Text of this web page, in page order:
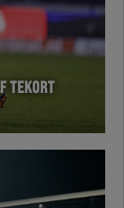
TEKORT